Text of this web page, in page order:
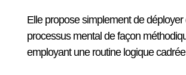
Elle propose simplement de déployer
processus mental de façon
employant une routine logique